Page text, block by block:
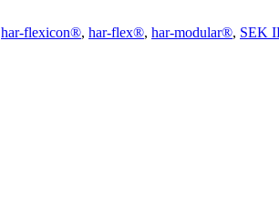
har-flexicon®, har-flex®, har-modular®, SEK